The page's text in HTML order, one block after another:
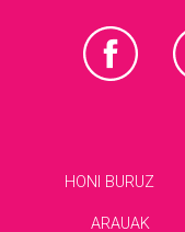
HONI BURUZ
ARAUAK